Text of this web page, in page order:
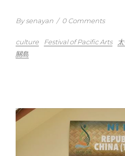
By senayan / 0 Comments
culture Festival of Pacific Arts
關島